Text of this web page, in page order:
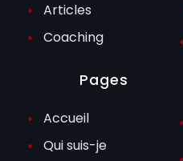
Articles
Coaching
Pages
Accueil
Qui suis-je